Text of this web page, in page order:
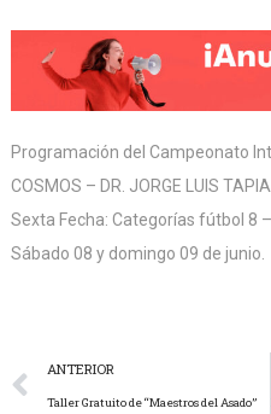
Programación del Campeonato
COSMOS – DR. JORGE LUIS TAPIA
Sexta Fecha: Categorías fútbol 8 –
Sábado 08 y domingo 09 de junio.
ANTERIOR
Taller Gratuito de “Maestros del Asado”